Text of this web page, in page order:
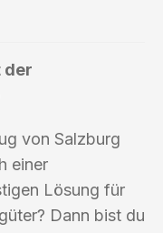
der
von Salzburg
einer
Lösung für
Dann bist du